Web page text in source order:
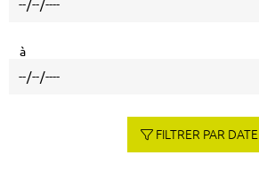
à
FILTRER PAR DATE